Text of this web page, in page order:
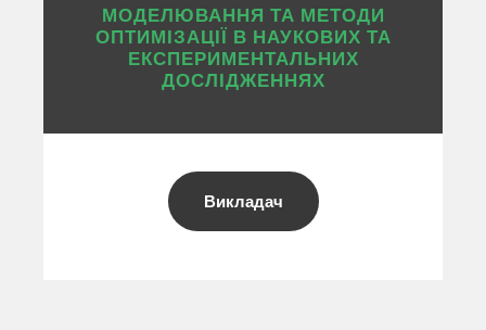
МОДЕЛЮВАННЯ ТА МЕТОДИ
ОПТИМІЗАЦІЇ В НАУКОВИХ ТА
ЕКСПЕРИМЕНТАЛЬНИХ
ДОСЛІДЖЕННЯХ
Викладач